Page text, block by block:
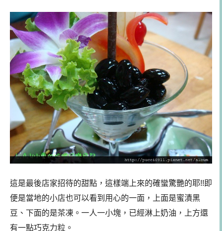
這是最後店家招待的甜點，這樣端上來的確蠻驚艷的耶!!即
便是當地的小店也可以看到用心的一面，上面是蜜漬黑
豆、下面的是茶凍。一人一小塊，已經淋上奶油，上方還
有一點巧克力粒。